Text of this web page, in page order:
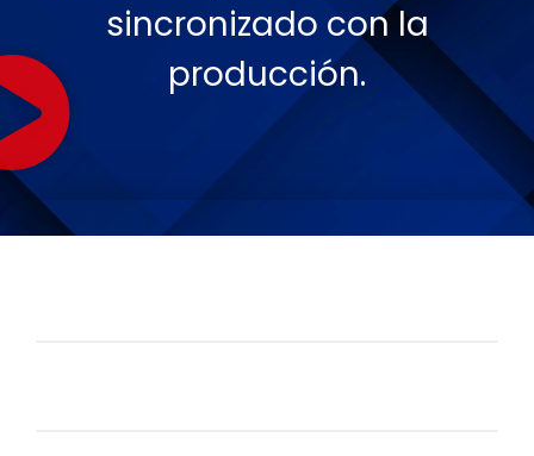
sincronizado con la
producción.